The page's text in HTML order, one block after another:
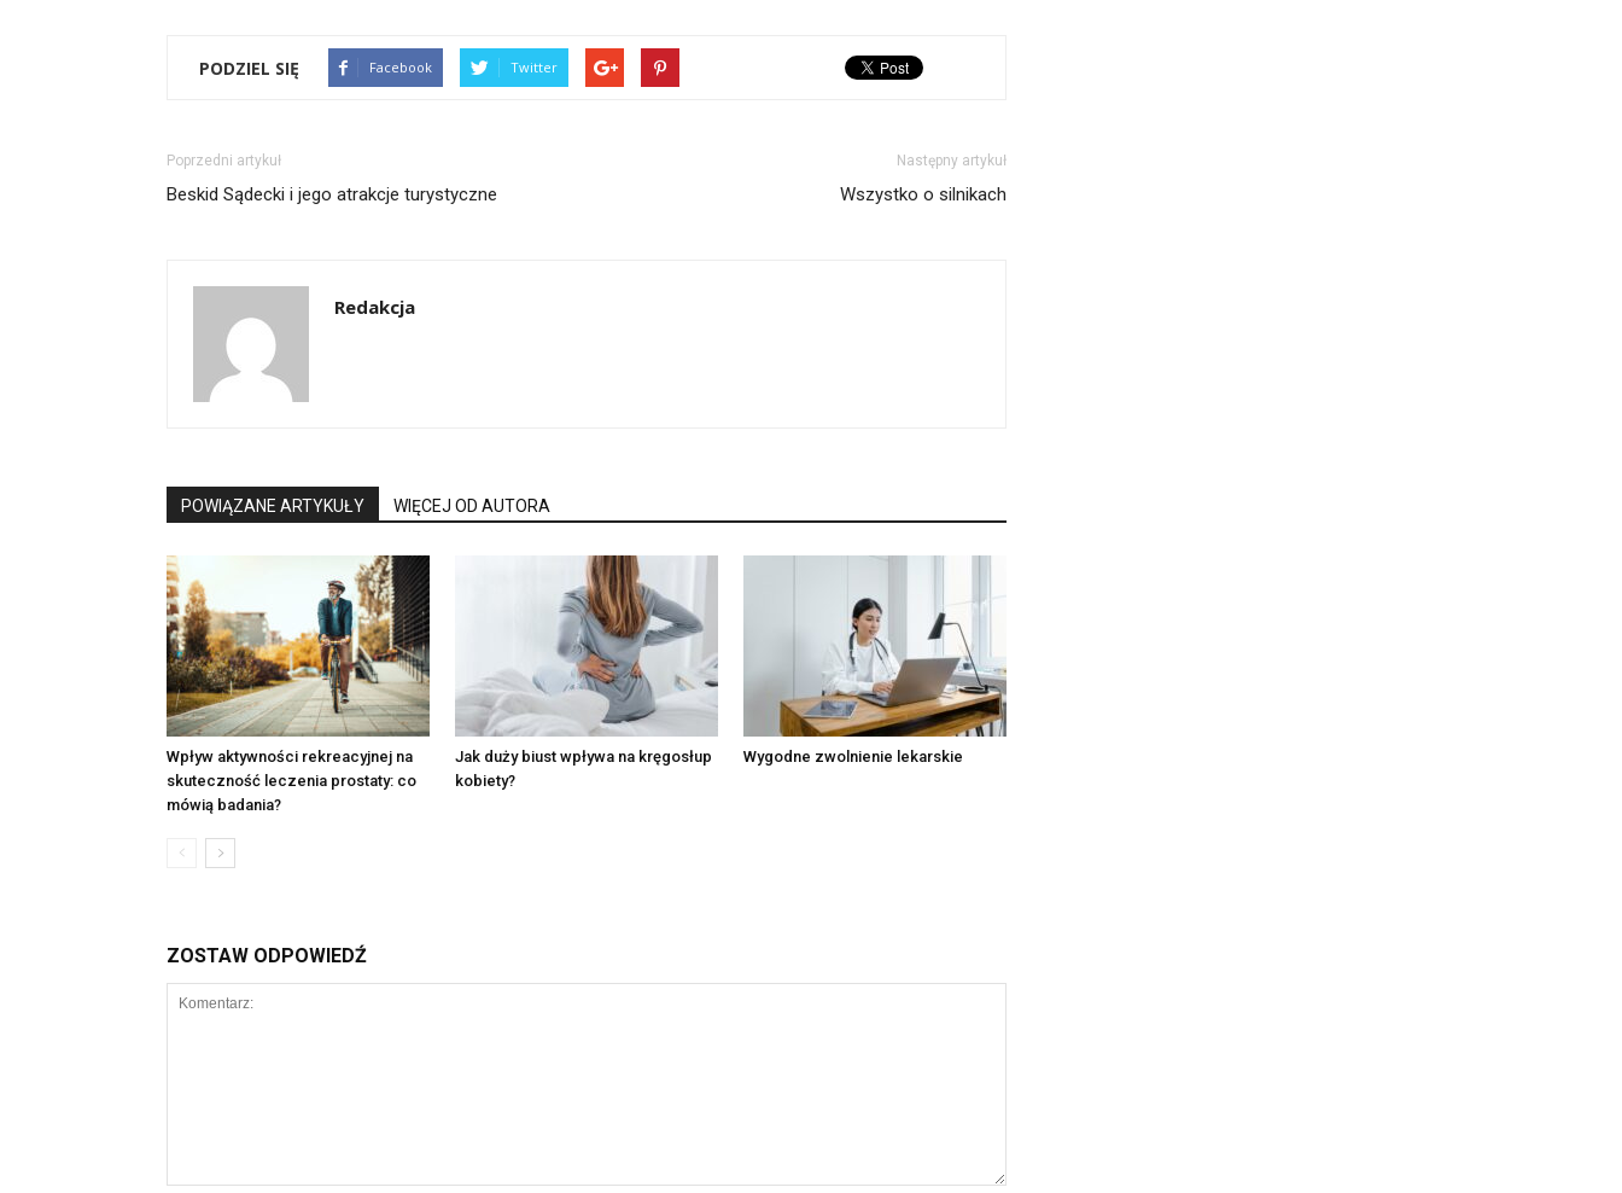
PODZIEL SIĘ Facebook Twitter
Poprzedni artykuł
Beskid Sądecki i jego atrakcje turystyczne
Następny artykuł
Wszystko o silnikach
Redakcja
POWIĄZANE ARTYKUŁY WIĘCEJ OD AUTORA
Wpływ aktywności rekreacyjnej na
skuteczność leczenia prostaty: co
mówią badania?
Jak duży biust wpływa na kręgosłup
kobiety?
Wygodne zwolnienie lekarskie
ZOSTAW ODPOWIEDŹ